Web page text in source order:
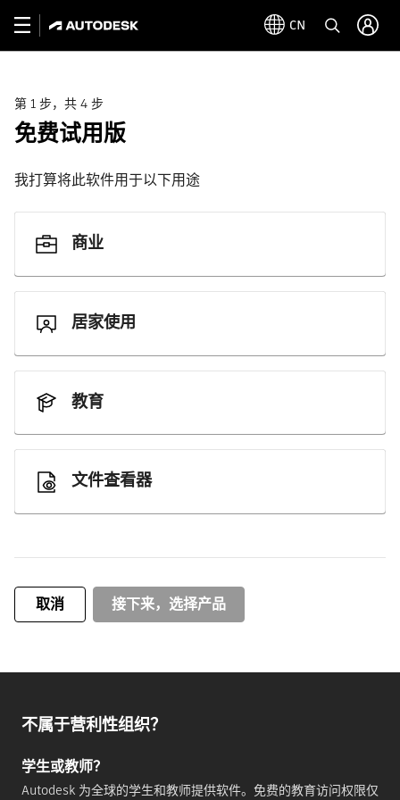
CN
第 1 步，共 4 步
免费试用版
我打算将此软件用于以下用途
商业
居家使用
教育
文件查看器
取消 接下来，选择产品
不属于营利性组织？
学生或教师？
Autodesk 为全球的学生和教师提供软件。免费的教育访问权限仅